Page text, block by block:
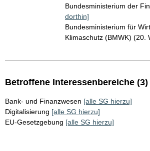
Bundesministerium der
dorthin]
Bundesministerium für
Klimaschutz (BMWK) (20.
Betroffene Interessenbereiche (3)
Bank- und Finanzwesen [alle SG hierzu]
Digitalisierung [alle SG hierzu]
EU-Gesetzgebung [alle SG hierzu]